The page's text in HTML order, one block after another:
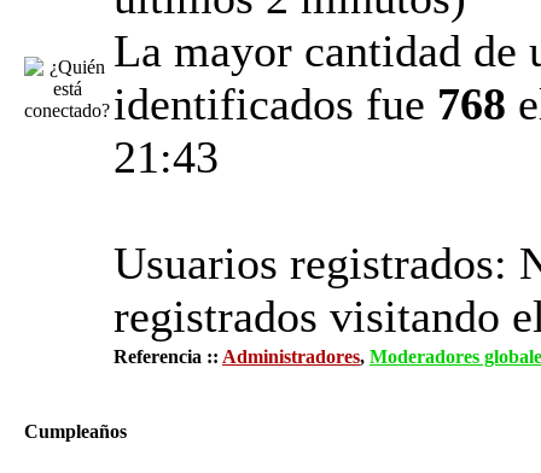
La mayor cantidad de
identificados fue 768
21:43
Usuarios registrados:
registrados visitando
Referencia :: Administradores, Moderadores
Cumpleaños